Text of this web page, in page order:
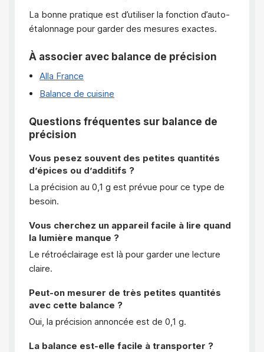
La bonne pratique est d’utiliser la fonction d’auto-
étalonnage pour garder des mesures exactes.
À associer avec balance de précision
Alla France
Balance de cuisine
Questions fréquentes sur balance de
précision
Vous pesez souvent des petites quantités
d’épices ou d’additifs ?
La précision au 0,1 g est prévue pour ce type de
besoin.
Vous cherchez un appareil facile à lire quand
la lumière manque ?
Le rétroéclairage est là pour garder une lecture
claire.
Peut-on mesurer de très petites quantités
avec cette balance ?
Oui, la précision annoncée est de 0,1 g.
La balance est-elle facile à transporter ?